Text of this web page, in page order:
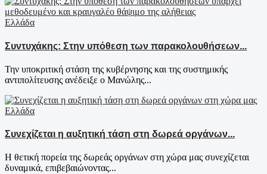
Ελλάδα
Συντυχάκης: Στην υπόθεση των παρακολουθήσεων...
Την υποκριτική στάση της κυβέρνησης και της συστημικής
αντιπολίτευσης ανέδειξε ο Μανώλης...
Ελλάδα
Συνεχίζεται η αυξητική τάση στη δωρεά οργάνων...
Η θετική πορεία της δωρεάς οργάνων στη χώρα μας συνεχίζεται
δυναμικά, επιβεβαιώνοντας...